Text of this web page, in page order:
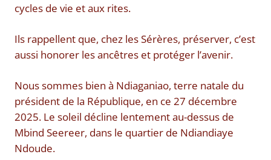
cycles de vie et aux rites.
Ils rappellent que, chez les Sérères, préserver, c’est
aussi honorer les ancêtres et protéger l’avenir.
Nous sommes bien à Ndiaganiao, terre natale du
président de la République, en ce 27 décembre
2025. Le soleil décline lentement au-dessus de
Mbind Seereer, dans le quartier de Ndiandiaye
Ndoude.